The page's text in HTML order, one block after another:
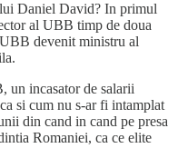
Daniel David? In primul
al UBB timp de doua
devenit ministru al
un incasator de salarii
si cum nu s-ar fi intamplat
din cand in cand pe presa
Romaniei, ca ce elite